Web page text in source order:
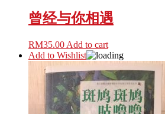
曾经与你相遇
RM35.00 Add to cart
Add to Wishlist